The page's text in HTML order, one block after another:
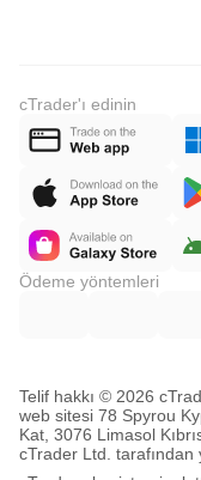
cTrader'ı edinin
Ödeme yöntemleri
Telif hakkı © 2026
web sitesi 78 Spyrou
Kat, 3076 Limasol
cTrader Ltd. tarafından